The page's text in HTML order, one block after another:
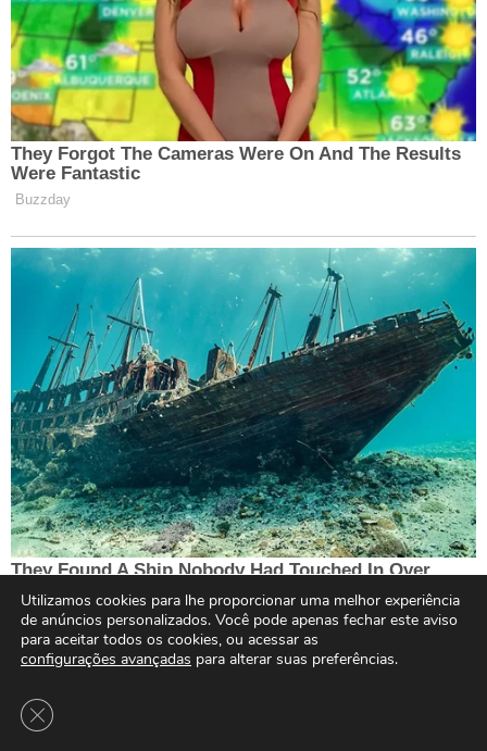
Utilizamos cookies para lhe proporcionar uma melhor experiência
de anúncios personalizados. Você pode apenas fechar este aviso
para aceitar todos os cookies, ou acessar as
configurações avançadas para alterar suas preferências.
Close GDPR Cookie Banner